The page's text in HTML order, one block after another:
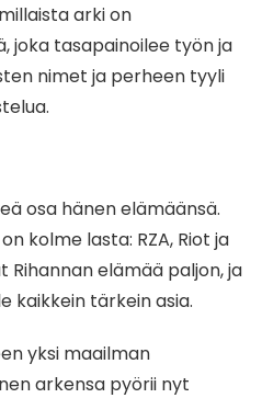
arki on
joka tasapainoilee työn ja
nimet ja perheen tyyli
osa hänen elämäänsä.
kolme lasta: RZA, Riot ja
Rihannan elämää paljon, ja
kaikkein tärkein asia.
yksi maailman
arkensa pyörii nyt